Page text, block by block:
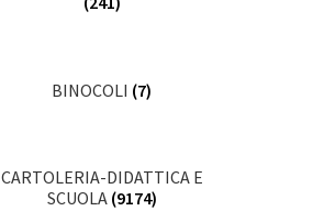
BINOCOLI (7)
CARTOLERIA-DIDATTICA E
SCUOLA (9174)